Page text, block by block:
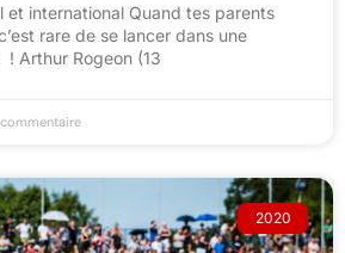
et international Quand tes parents
rare de se lancer dans une
Arthur Rogeon (13
2020